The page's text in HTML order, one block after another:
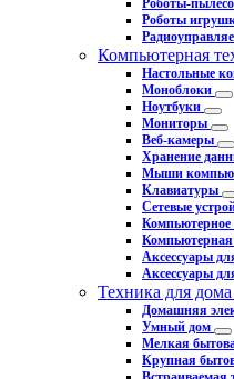
Роботы-
Роботы
Компьютерная
Настольные
Моноблоки
Ноутбуки
Мониторы
Веб-камеры
Хранение
Мыши
Клавиатуры
Сетевые
Компьютерное
Аксессуары
Аксессуары
Техника для дома
Домашняя
Умный дом
Мелкая
Крупная